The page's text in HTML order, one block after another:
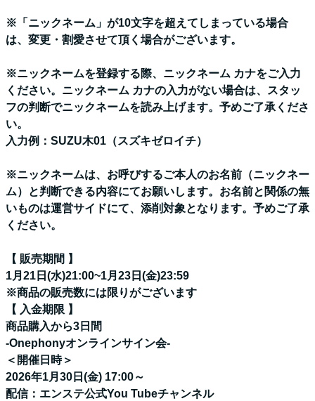
※「ニックネーム」が10文字を超えてしまっている場合
は、変更・割愛させて頂く場合がございます。
※ニックネームを登録する際、ニックネーム カナをご入力
ください。ニックネーム カナの入力がない場合は、スタッ
フの判断でニックネームを読み上げます。予めご了承くださ
い。
入力例：SUZU木01（スズキゼロイチ）
※ニックネームは、お呼びするご本人のお名前（ニックネー
ム）と判断できる内容にてお願いします。お名前と関係の無
いものは運営サイドにて、添削対象となります。予めご了承
ください。
【 販売期間 】
1月21日(水)21:00~1月23日(金)23:59
※商品の販売数には限りがございます
【 入金期限 】
商品購入から3日間
-Onephonyオンラインサイン会-
＜開催日時＞
2026年1月30日(金) 17:00～
配信：エンステ公式You Tubeチャンネル